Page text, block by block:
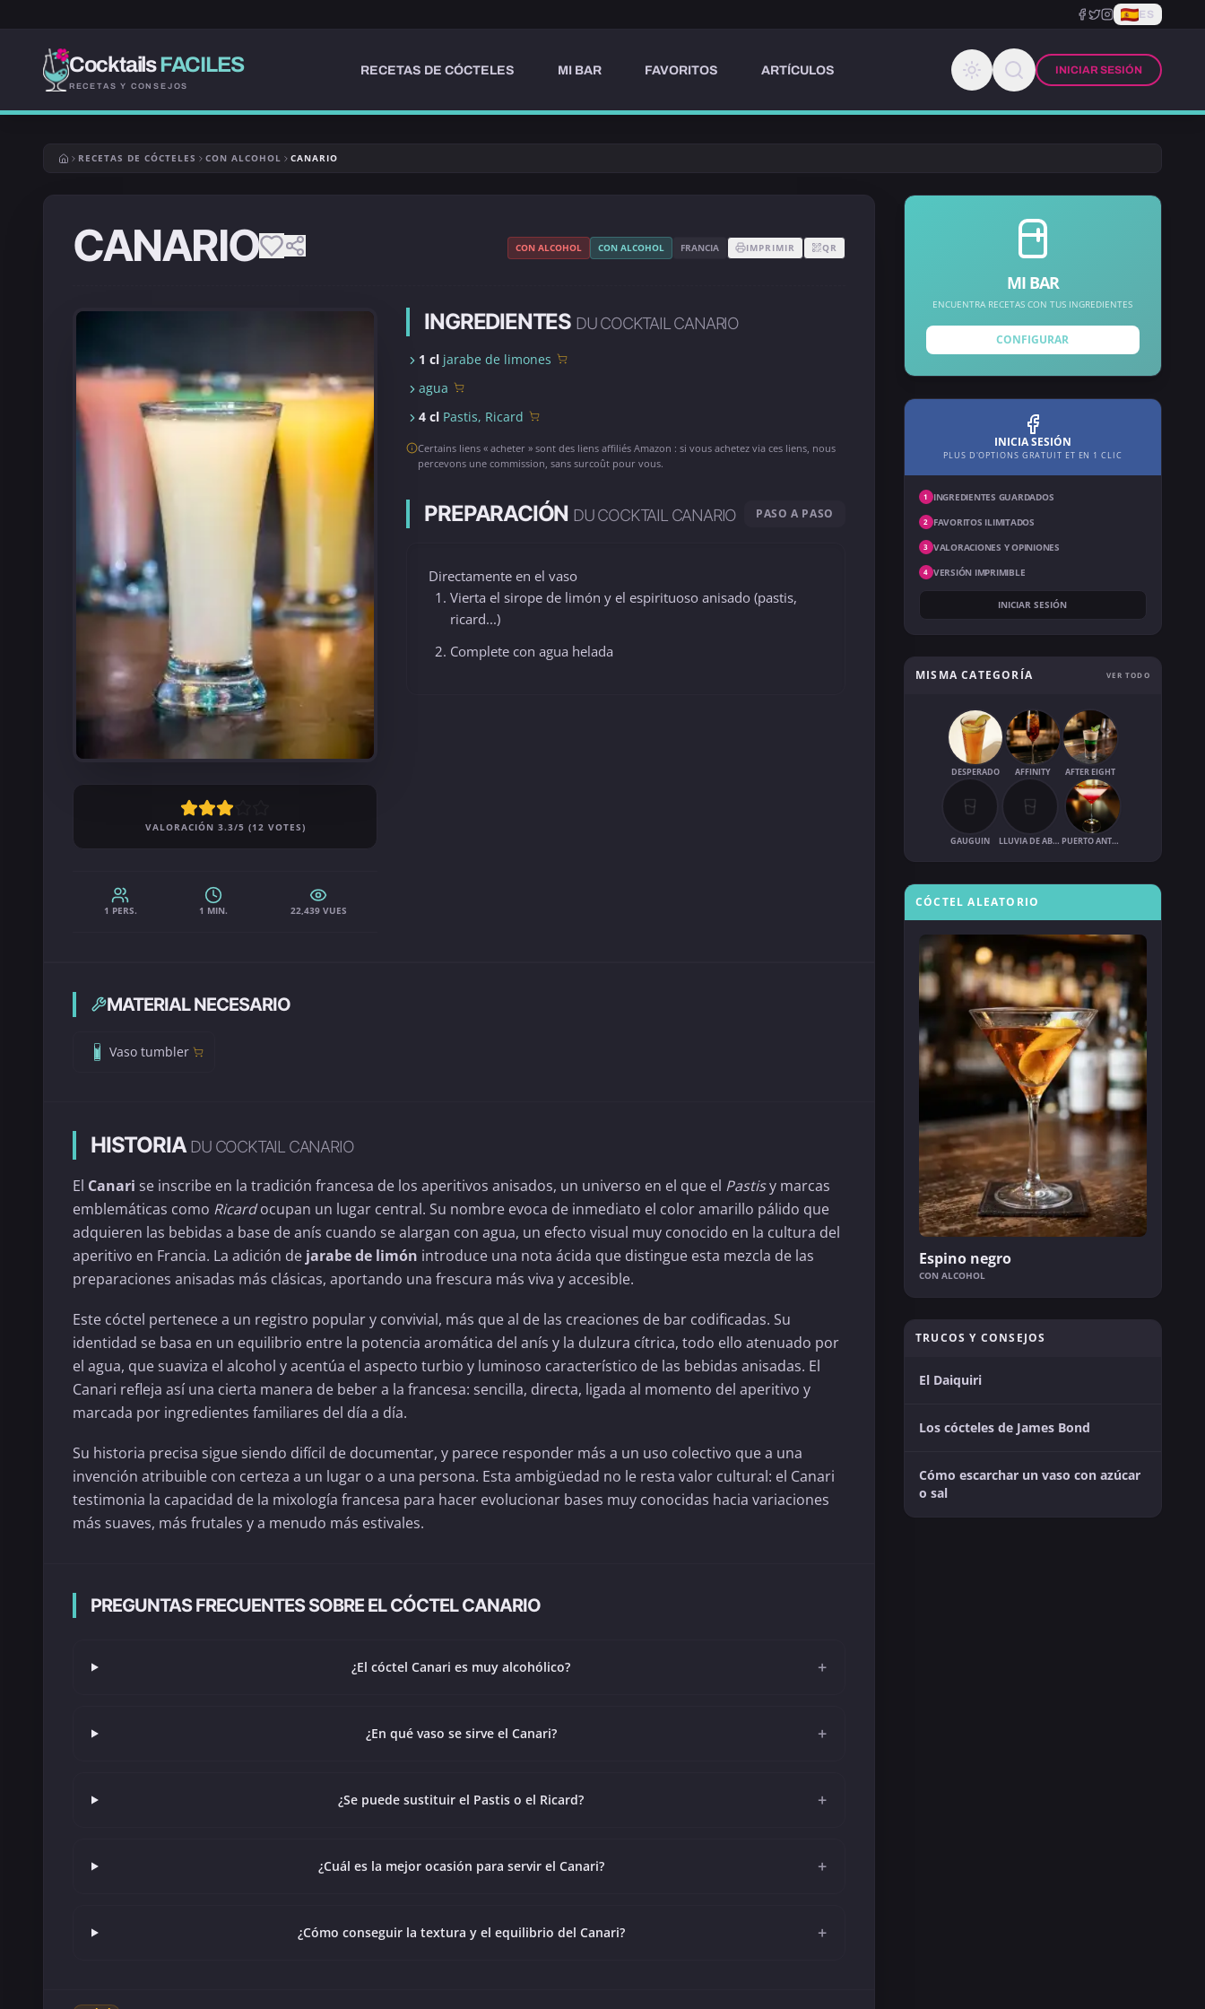
ES
CocktailsFACILES
RECETAS Y CONSEJOS
RECETAS DE CÓCTELES MI BAR FAVORITOS ARTÍCULOS INICIAR SESIÓN
RECETAS DE CÓCTELES CON ALCOHOL CANARIO
CANARIO CON ALCOHOL CON ALCOHOL FRANCIA IMPRIMIR QR
VALORACIÓN 3.3/5 (12 VOTES)
1 PERS. 1 MIN. 22,439 VUES
INGREDIENTES DU COCKTAIL CANARIO
1 cl jarabe de limones
agua
4 cl Pastis, Ricard
Certains liens « acheter » sont des liens affiliés Amazon : si vous achetez via ces liens, nous
percevons une commission, sans surcoût pour vous.
PREPARACIÓN DU COCKTAIL CANARIO PASO A PASO
Directamente en el vaso
Vierta el sirope de limón y el espirituoso anisado (pastis,
ricard...)
Complete con agua helada
MATERIAL NECESARIO
Vaso tumbler
HISTORIA DU COCKTAIL CANARIO
El Canari se inscribe en la tradición francesa de los aperitivos anisados, un universo en el que el Pastisy marcas
emblemáticas como Ricardocupan un lugar central. Su nombre evoca de inmediato el color amarillo pálido que
adquieren las bebidas a base de anís cuando se alargan con agua, un efecto visual muy conocido en la cultura del
aperitivo en Francia. La adición de jarabe de limón introduce una nota ácida que distingue esta mezcla de las
preparaciones anisadas más clásicas, aportando una frescura más viva y accesible.
Este cóctel pertenece a un registro popular y convivial, más que al de las creaciones de bar codificadas. Su
identidad se basa en un equilibrio entre la potencia aromática del anís y la dulzura cítrica, todo ello atenuado por
el agua, que suaviza el alcohol y acentúa el aspecto turbio y luminoso característico de las bebidas anisadas. El
Canari refleja así una cierta manera de beber a la francesa: sencilla, directa, ligada al momento del aperitivo y
marcada por ingredientes familiares del día a día.
Su historia precisa sigue siendo difícil de documentar, y parece responder más a un uso colectivo que a una
invención atribuible con certeza a un lugar o a una persona. Esta ambigüedad no le resta valor cultural: el Canari
testimonia la capacidad de la mixología francesa para hacer evolucionar bases muy conocidas hacia variaciones
más suaves, más frutales y a menudo más estivales.
PREGUNTAS FRECUENTES SOBRE EL CÓCTEL CANARIO
¿El cóctel Canari es muy alcohólico? +
¿En qué vaso se sirve el Canari? +
¿Se puede sustituir el Pastis o el Ricard? +
¿Cuál es la mejor ocasión para servir el Canari? +
¿Cómo conseguir la textura y el equilibrio del Canari? +
MI BAR
ENCUENTRA RECETAS CON TUS INGREDIENTES
CONFIGURAR
INICIA SESIÓN
PLUS D'OPTIONS GRATUIT ET EN 1 CLIC
1 INGREDIENTES GUARDADOS
2 FAVORITOS ILIMITADOS
3 VALORACIONES Y OPINIONES
4 VERSIÓN IMPRIMIBLE
INICIAR SESIÓN
MISMA CATEGORÍA VER TODO
DESPERADO AFFINITY AFTER EIGHT
GAUGUIN LLUVIA DE ABRIL PUERTO ANTONIO
CÓCTEL ALEATORIO
Espino negro
CON ALCOHOL
TRUCOS Y CONSEJOS
El Daiquiri
Los cócteles de James Bond
Cómo escarchar un vaso con azúcar
o sal